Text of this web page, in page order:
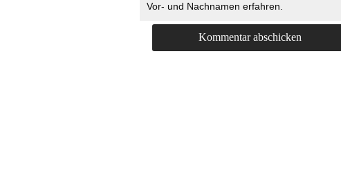
Vor- und Nachnamen erfahren.